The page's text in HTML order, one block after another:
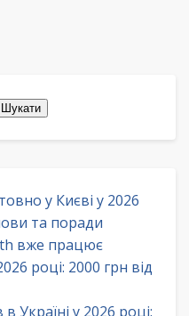
у Києві у 2026
та поради
вже працює
році: 2000 грн від
Україні у 2026 році: